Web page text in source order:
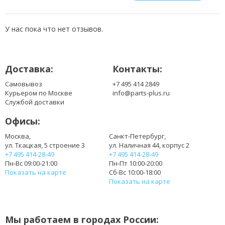
B156XW04 V.8
LP156WH3(TP)(TH)
LP156WHA-SPA1
LP156WHA-SPA2
LP156WHB(TP)(A2)
LP156WHB(TP)(B1)
LP156WHB(TP)(C1)
LP156WHB(TP)(C2)
LP156WHB(TP)(D1)
LP156WHB(TP)(D2)
LP156WHB(TP)(GB)
У нас пока что нет отзывов.
Доставка:
Самовывоз
Курьером по Москве
Службой доставки
Контакты:
+7 495 414 2849
info@parts-plus.ru
Офисы:
Москва,
ул. Ткацкая, 5 строение 3
+7 495 414-28-49
Пн-Вс 09:00-21:00
Показать на карте
Санкт-Петербург,
ул. Наличная 44, корпус 2
+7 495 414-28-49
Пн-Пт 10:00-20:00
Сб-Вс 10:00-18:00
Показать на карте
Мы работаем в городах России: